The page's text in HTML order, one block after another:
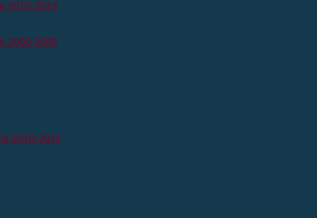
2010-2019
2000-2009
2010-2019